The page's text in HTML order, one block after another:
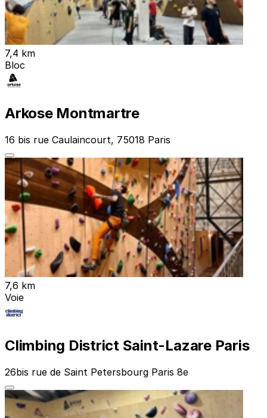
7,4 km
Bloc
Arkose Montmartre
16 bis rue Caulaincourt, 75018 Paris
7,6 km
Voie
Climbing District Saint-Lazare Paris
26bis rue de Saint Petersbourg Paris 8e